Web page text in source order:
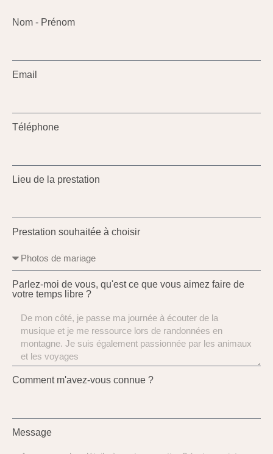
Nom - Prénom
Email
Téléphone
Lieu de la prestation
Prestation souhaitée à choisir
Parlez-moi de vous, qu'est ce que vous aimez faire de
votre temps libre ?
Comment m'avez-vous connue ?
Message